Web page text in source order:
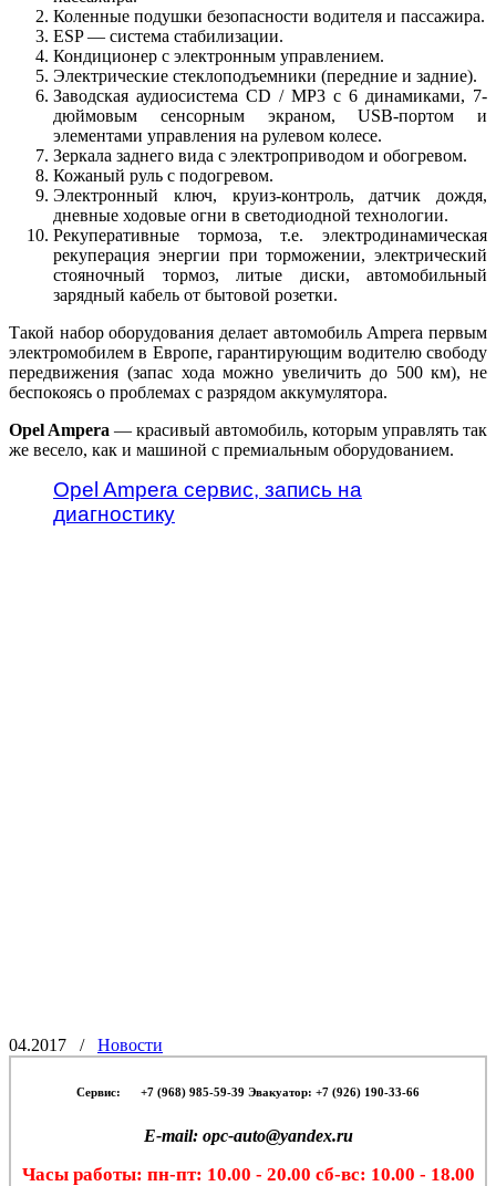
Коленные подушки безопасности водителя и пассажира.
ESP — система стабилизации.
Кондиционер с электронным управлением.
Электрические стеклоподъемники (передние и задние).
Заводская аудиосистема CD / MP3 с 6 динамиками, 7-
дюймовым сенсорным экраном, USB-портом и
элементами управления на рулевом колесе.
Зеркала заднего вида с электроприводом и обогревом.
Кожаный руль с подогревом.
Электронный ключ, круиз-контроль, датчик дождя,
дневные ходовые огни в светодиодной технологии.
Рекуперативные тормоза, т.е. электродинамическая
рекуперация энергии при торможении, электрический
стояночный тормоз, литые диски, автомобильный
зарядный кабель от бытовой розетки.
Такой набор оборудования делает автомобиль Ampera первым
электромобилем в Европе, гарантирующим водителю свободу
передвижения (запас хода можно увеличить до 500 км), не
беспокоясь о проблемах с разрядом аккумулятора.
Opel Ampera — красивый автомобиль, которым управлять так
же весело, как и машиной с премиальным оборудованием.
Opel Ampera сервис, запись на
диагностику
04.2017 / Новости
Сервис: +7 (968) 985-59-39 Эвакуатор: +7 (926) 190-33-66
E-mail: opc-auto@yandex.ru
Часы работы: пн-пт: 10.00 - 20.00 сб-вс: 10.00 - 18.00